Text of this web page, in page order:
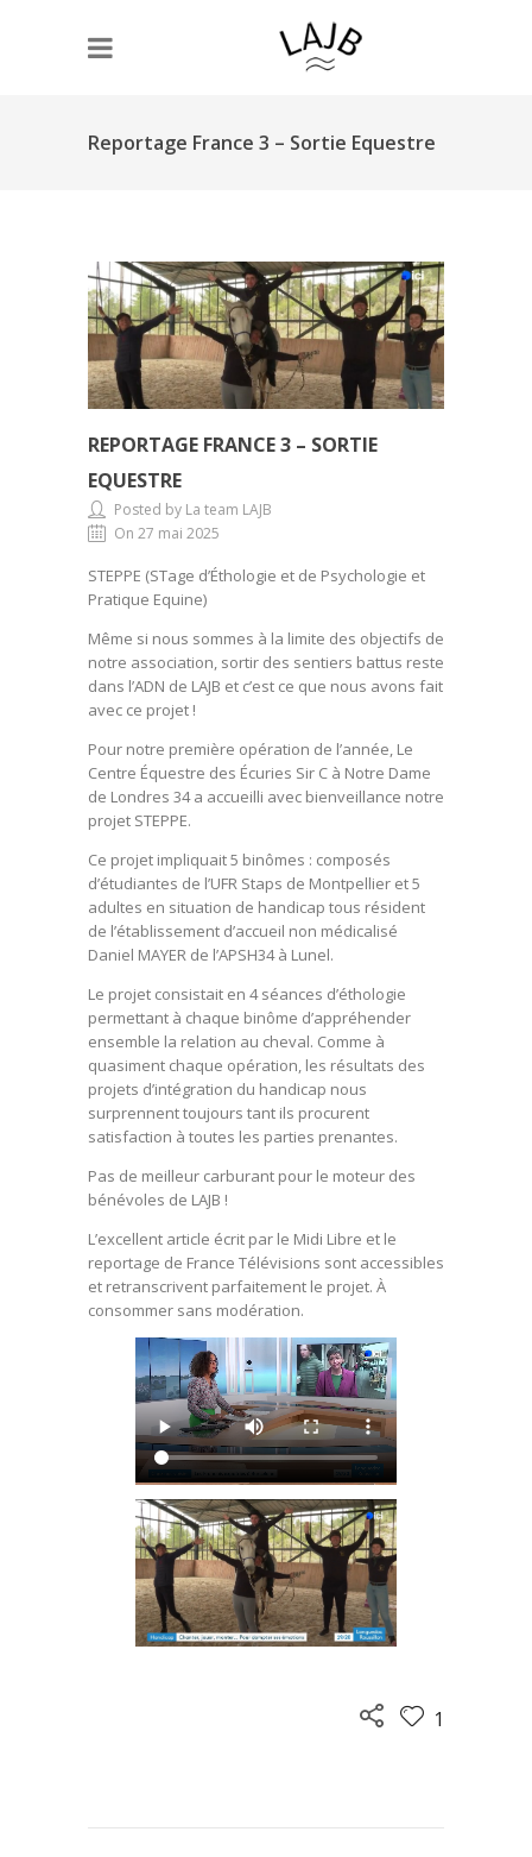
Reportage France 3 – Sortie Equestre
REPORTAGE FRANCE 3 – SORTIE
EQUESTRE
Posted by La team LAJB
On 27 mai 2025
STEPPE (STage d’Éthologie et de Psychologie et
Pratique Equine)
Même si nous sommes à la limite des objectifs de
notre association, sortir des sentiers battus reste
dans l’ADN de LAJB et c’est ce que nous avons fait
avec ce projet !
Pour notre première opération de l’année, Le
Centre Équestre des Écuries Sir C à Notre Dame
de Londres 34 a accueilli avec bienveillance notre
projet STEPPE.
Ce projet impliquait 5 binômes : composés
d’étudiantes de l’UFR Staps de Montpellier et 5
adultes en situation de handicap tous résident
de l’établissement d’accueil non médicalisé
Daniel MAYER de l’APSH34 à Lunel.
Le projet consistait en 4 séances d’éthologie
permettant à chaque binôme d’appréhender
ensemble la relation au cheval. Comme à
quasiment chaque opération, les résultats des
projets d’intégration du handicap nous
surprennent toujours tant ils procurent
satisfaction à toutes les parties prenantes.
Pas de meilleur carburant pour le moteur des
bénévoles de LAJB !
L’excellent article écrit par le Midi Libre et le
reportage de France Télévisions sont accessibles
et retranscrivent parfaitement le projet. À
consommer sans modération.
1